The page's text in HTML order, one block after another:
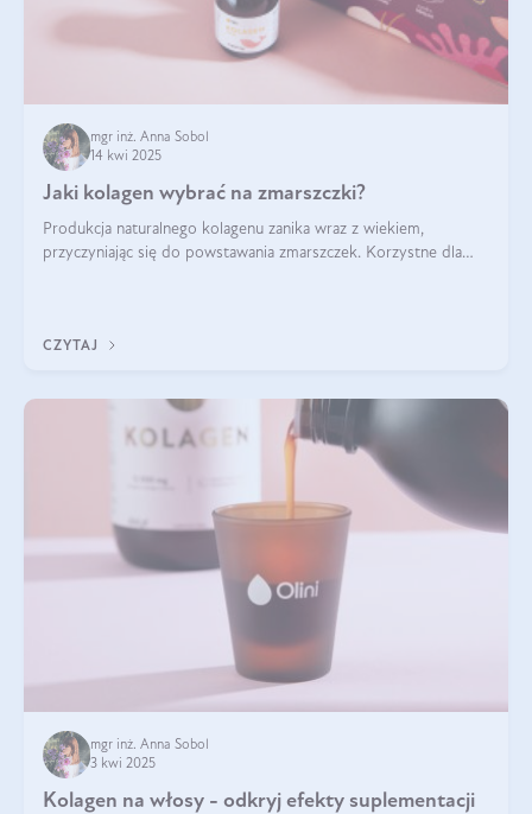
mgr inż. Anna Sobol
14 kwi 2025
Jaki kolagen wybrać na zmarszczki?
Produkcja naturalnego kolagenu zanika wraz z wiekiem,
przyczyniając się do powstawania zmarszczek. Korzystne dla
CZYTAJ
mgr inż. Anna Sobol
3 kwi 2025
Kolagen na włosy - odkryj efekty suplementacji